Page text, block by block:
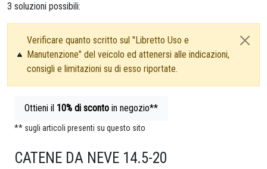
3 soluzioni possibili:
Verificare quanto scritto sul "Libretto Uso e
Manutenzione" del veicolo ed attenersi alle indicazioni,
consigli e limitazioni su di esso riportate.
CATENE DA NEVE 14.5-20
Ottieni il 10% di sconto in negozio**
** sugli articoli presenti su questo sito